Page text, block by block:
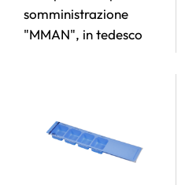
somministrazione
"MMAN", in tedesco